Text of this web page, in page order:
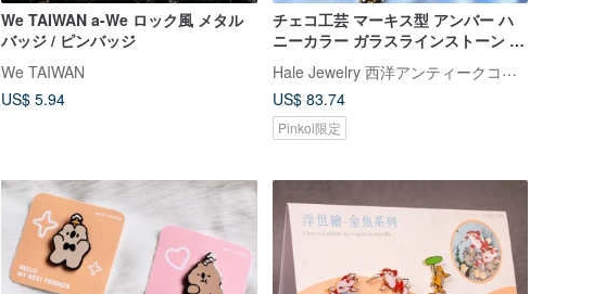
We TAIWAN a-We ロック風 メタル
バッジ / ピンバッジ
We TAIWAN
US$ 5.94
チェコ工芸 マーキス型 アンバー ハ
ニーカラー ガラスラインストーン 帽
子ピン/ブローチ/ピン/アメリカンヴ
ィンテージジュエリー
Hale Jewelry 西洋アンティークコレクション
US$ 83.74
Pinkoi限定